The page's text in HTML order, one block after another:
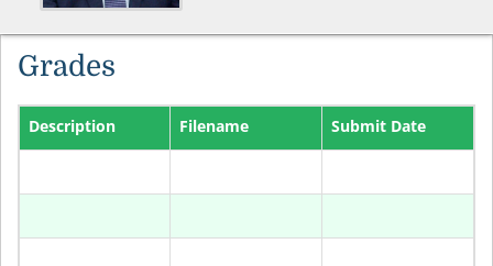
Grades
Description Filename Submit Date